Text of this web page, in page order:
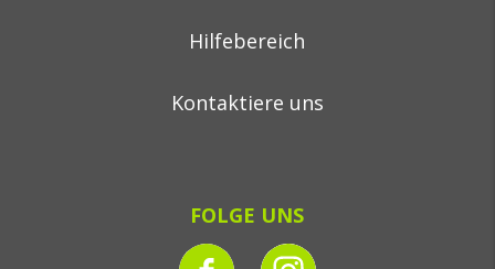
Hilfebereich
Kontaktiere uns
FOLGE UNS